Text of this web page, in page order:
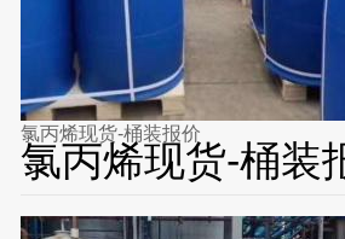
氯丙烯现货-桶装报价
氯丙烯现货-桶装